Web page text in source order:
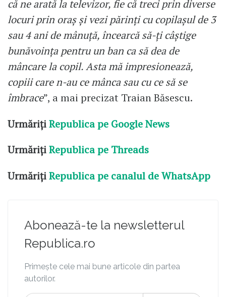
că ne arată la televizor, fie că treci prin diverse
locuri prin oraș și vezi părinți cu copilașul de 3
sau 4 ani de mânuță, încearcă să-ți câștige
bunăvoința pentru un ban ca să dea de
mâncare la copil. Asta mă impresionează,
copiii care n-au ce mânca sau cu ce să se
îmbrace”, a mai precizat Traian Băsescu.
UrmărițiRepublica pe Google News
UrmărițiRepublica pe Threads
UrmărițiRepublica pe canalul de WhatsApp
Abonează-te la newsletterul
Republica.ro
Primește cele mai bune articole din partea
autorilor.